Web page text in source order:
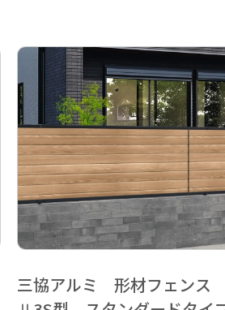
三協アルミ 形材フェンス